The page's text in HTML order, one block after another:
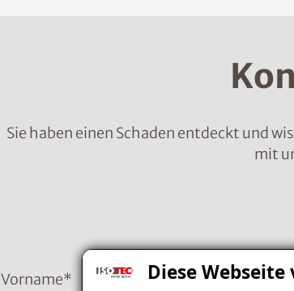
Diese
Sie haben einen Schaden entdeckt und
mit
Vorname*